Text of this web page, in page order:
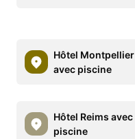
Hôtel Montpellier
avec piscine
Hôtel Reims avec
piscine